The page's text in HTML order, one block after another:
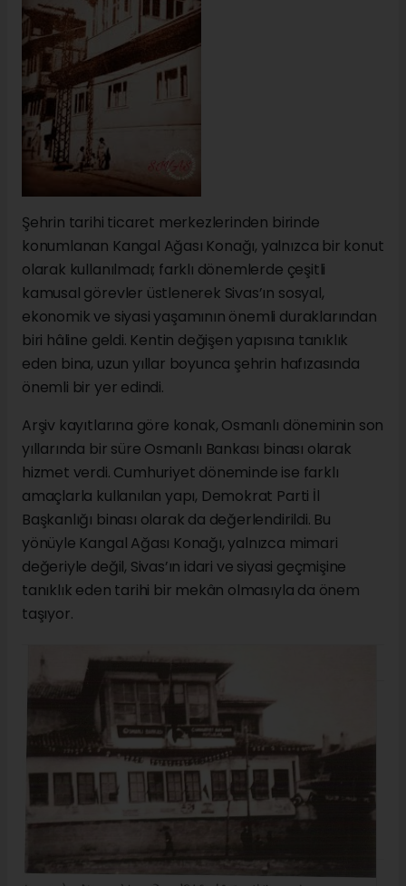
Şehrin tarihi ticaret merkezlerinden birinde
konumlanan Kangal Ağası Konağı, yalnızca bir konut
olarak kullanılmadı; farklı dönemlerde çeşitli
kamusal görevler üstlenerek Sivas’ın sosyal,
ekonomik ve siyasi yaşamının önemli duraklarından
biri hâline geldi. Kentin değişen yapısına tanıklık
eden bina, uzun yıllar boyunca şehrin hafızasında
önemli bir yer edindi.
Arşiv kayıtlarına göre konak, Osmanlı döneminin son
yıllarında bir süre Osmanlı Bankası binası olarak
hizmet verdi. Cumhuriyet döneminde ise farklı
amaçlarla kullanılan yapı, Demokrat Parti İl
Başkanlığı binası olarak da değerlendirildi. Bu
yönüyle Kangal Ağası Konağı, yalnızca mimari
değeriyle değil, Sivas’ın idari ve siyasi geçmişine
tanıklık eden tarihi bir mekân olmasıyla da önem
taşıyor.